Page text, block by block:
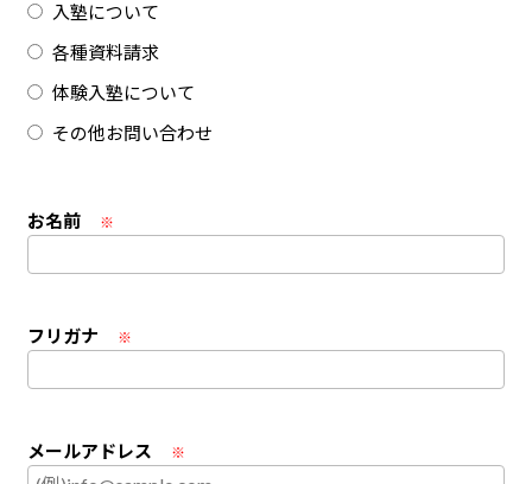
入塾について
各種資料請求
体験入塾について
その他お問い合わせ
お名前 ※
フリガナ ※
メールアドレス ※